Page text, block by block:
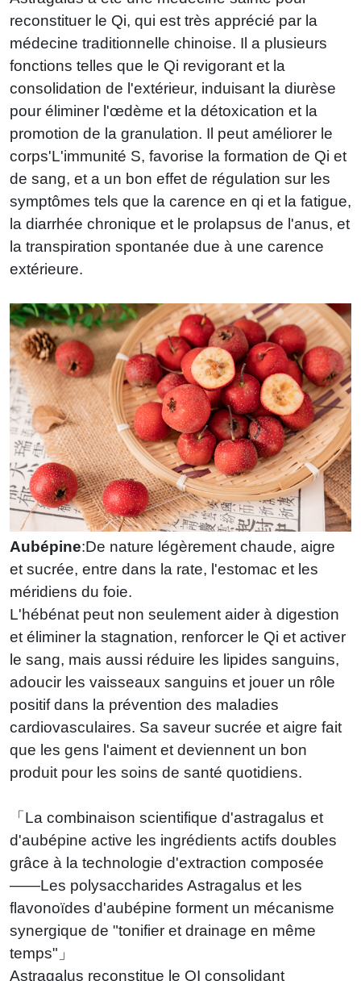
reconstituer le Qi, qui est très apprécié par la
médecine traditionnelle chinoise. Il a plusieurs
fonctions telles que le Qi revigorant et la
consolidation de l'extérieur, induisant la diurèse
pour éliminer l'œdème et la détoxication et la
promotion de la granulation. Il peut améliorer le
corps'L'immunité S, favorise la formation de Qi et
de sang, et a un bon effet de régulation sur les
symptômes tels que la carence en qi et la fatigue,
la diarrhée chronique et le prolapsus de l'anus, et
la transpiration spontanée due à une carence
extérieure.
Aubépine:De nature légèrement chaude, aigre
et sucrée, entre dans la rate, l'estomac et les
méridiens du foie.
L'hébénat peut non seulement aider à digestion
et éliminer la stagnation, renforcer le Qi et activer
le sang, mais aussi réduire les lipides sanguins,
adoucir les vaisseaux sanguins et jouer un rôle
positif dans la prévention des maladies
cardiovasculaires. Sa saveur sucrée et aigre fait
que les gens l'aiment et deviennent un bon
produit pour les soins de santé quotidiens.
「La combinaison scientifique d'astragalus et
d'aubépine active les ingrédients actifs doubles
grâce à la technologie d'extraction composée
——Les polysaccharides Astragalus et les
flavonoïdes d'aubépine forment un mécanisme
synergique de "tonifier et drainage en même
temps"」
Astragalus reconstitue le QI consolidant